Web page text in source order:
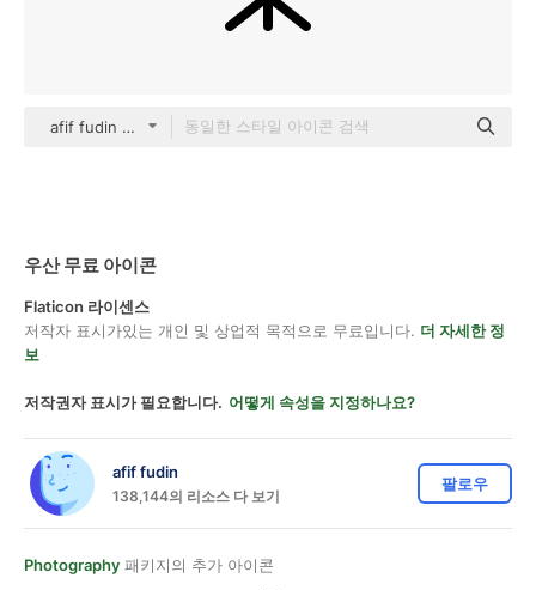
afif fudin black outline
우산 무료 아이콘
Flaticon 라이센스
저작자 표시가있는 개인 및 상업적 목적으로 무료입니다. 더 자세한 정
보
저작권자 표시가 필요합니다. 어떻게 속성을 지정하나요?
afif fudin
138,144의 리소스 다 보기
팔로우
Photography 패키지의 추가 아이콘